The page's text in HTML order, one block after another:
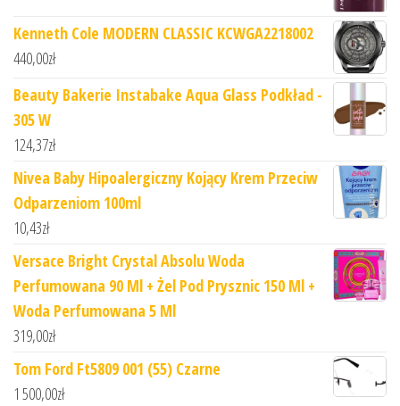
Kenneth Cole MODERN CLASSIC KCWGA2218002
440,00zł
Beauty Bakerie Instabake Aqua Glass Podkład -
305 W
124,37zł
Nivea Baby Hipoalergiczny Kojący Krem Przeciw
Odparzeniom 100ml
10,43zł
Versace Bright Crystal Absolu Woda
Perfumowana 90 Ml + Żel Pod Prysznic 150 Ml +
Woda Perfumowana 5 Ml
319,00zł
Tom Ford Ft5809 001 (55) Czarne
1 500,00zł